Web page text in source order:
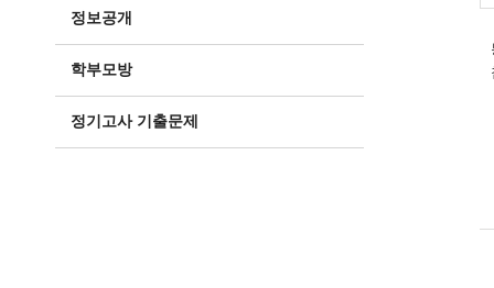
정보공개
학부모방
정기고사 기출문제